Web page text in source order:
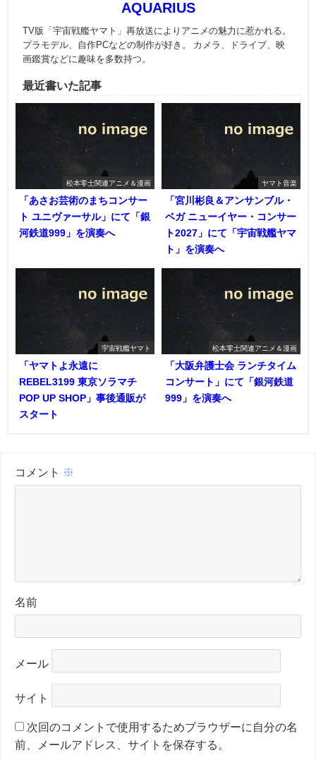
AQUARIUS
TV版「宇宙戦艦ヤマト」再放送によりアニメの魅力に惹かれる。
プラモデル、自作PCなどの制作が好き。 カメラ、ドライブ、映
画鑑賞などに趣味を多数持つ。
最近書いた記事
松本零士関連アニメ＆漫画
「あさお芸術のまちコンサー
ト ユニヴァーサル」にて「銀
河鉄道999」を演奏へ
ヤマト音楽
「宮川彬良＆アンサンブル・
ベガ ニューイヤー・コンサー
ト2027」にて「宇宙戦艦ヤマ
ト」を演奏へ
宇宙戦艦ヤマト
「ヤマトよ永遠に
REBEL3199 東京ソラマチ
POP UP SHOP」事後通販が
スタート
松本零士関連アニメ＆漫画
「大阪弁護士会 ランチタイム
コンサート」にて「銀河鉄道
999」を演奏へ
コメント ※
名前
メール
サイト
次回のコメントで使用するためブラウザーに自分の名
前、メールアドレス、サイトを保存する。